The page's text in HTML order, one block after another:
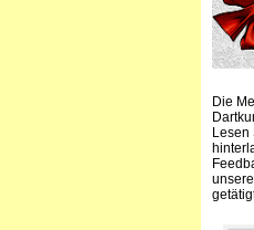
Die
Lesen